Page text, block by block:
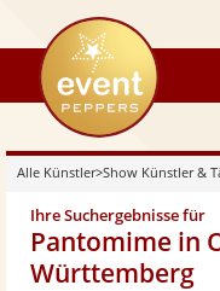
eventpeppers
Alle Künstler>Show Künstler &
Ihre Suchergebnisse für
Pantomime in
Württemberg